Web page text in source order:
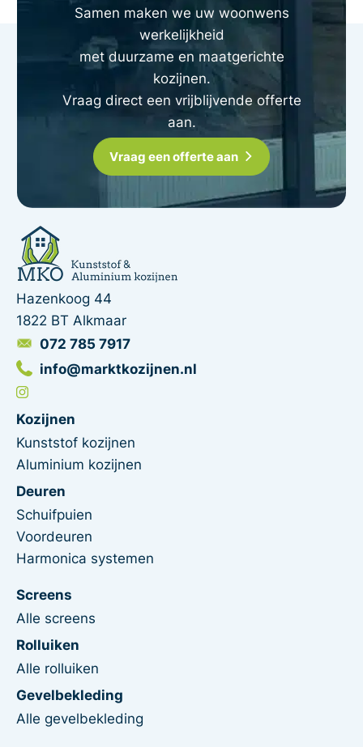
Samen maken we uw woonwens
werkelijkheid
met duurzame en maatgerichte
kozijnen.
Vraag direct een vrijblijvende offerte
aan.
Vraag een offerte aan
Hazenkoog 44
1822 BT Alkmaar
072 785 7917
info@marktkozijnen.nl
Kozijnen
Kunststof kozijnen
Aluminium kozijnen
Deuren
Schuifpuien
Voordeuren
Harmonica systemen
Screens
Alle screens
Rolluiken
Alle rolluiken
Gevelbekleding
Alle gevelbekleding